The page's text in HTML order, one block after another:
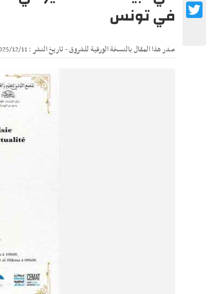
في تونس
صدر هذا المقال بالنسخة الورقية للشروق - تاريخ النشر : 2025/12/11
Twitter